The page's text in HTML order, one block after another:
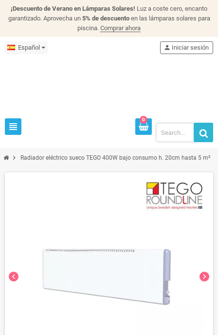
¡Descuento de Verano en Lámparas Solares! Luz a coste cero, encanto
garantizado. Aprovecha un 5% de descuentoen las lámparas solares para
piscina. Comprar ahora
Español
view_headline
person Iniciar sesión
0
chevron_right Radiador eléctrico sueco TEGO 400W bajo consumo h. 20cm hasta 5 m²
chevron_left chevron_right